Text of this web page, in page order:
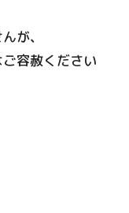
が、
容赦ください